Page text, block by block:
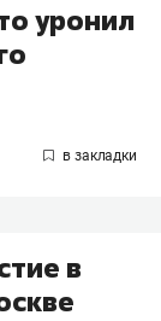
уронил
в